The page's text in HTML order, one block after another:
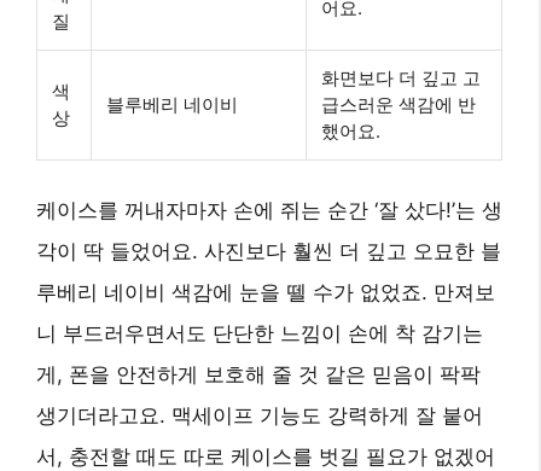
질
어요.
색
상
블루베리 네이비
화면보다 더 깊고 고
급스러운 색감에 반
했어요.
케이스를 꺼내자마자 손에 쥐는 순간 ‘잘 샀다!’는 생
각이 딱 들었어요. 사진보다 훨씬 더 깊고 오묘한 블
루베리 네이비 색감에 눈을 뗄 수가 없었죠. 만져보
니 부드러우면서도 단단한 느낌이 손에 착 감기는
게, 폰을 안전하게 보호해 줄 것 같은 믿음이 팍팍
생기더라고요. 맥세이프 기능도 강력하게 잘 붙어
서, 충전할 때도 따로 케이스를 벗길 필요가 없겠어